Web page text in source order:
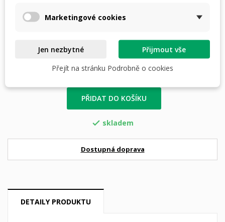
Počet
PŘIDAT DO KOŠÍKU
 skladem
Dostupná doprava
DETAILY PRODUKTU
Marketingové cookies
Jen nezbytné
Přijmout vše
Přejít na stránku Podrobně o cookies